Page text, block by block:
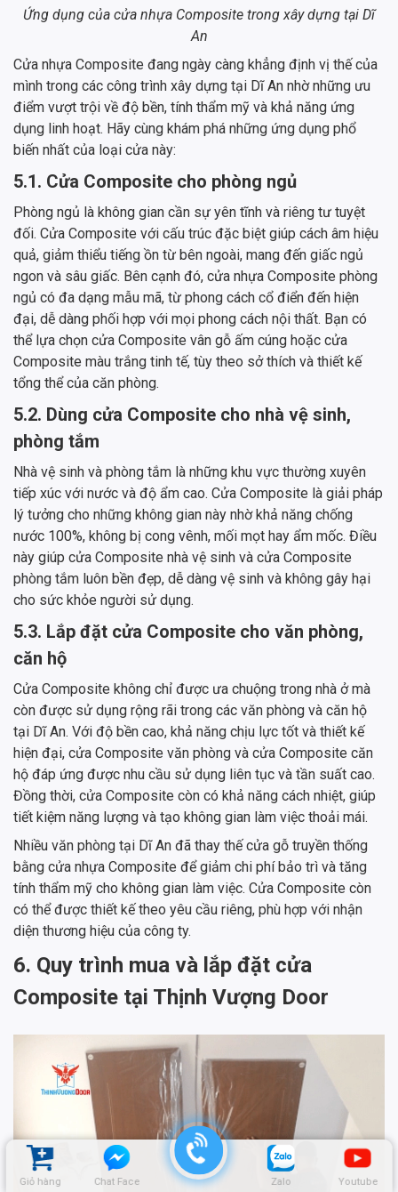
Giỏ hàng Chat Face Zalo Youtube
Ứng dụng của cửa nhựa Composite trong xây dựng tại Dĩ
An
Cửa nhựa Composite đang ngày càng khẳng định vị thế của
mình trong các công trình xây dựng tại Dĩ An nhờ những ưu
điểm vượt trội về độ bền, tính thẩm mỹ và khả năng ứng
dụng linh hoạt. Hãy cùng khám phá những ứng dụng phổ
biến nhất của loại cửa này:
5.1. Cửa Composite cho phòng ngủ
Phòng ngủ là không gian cần sự yên tĩnh và riêng tư tuyệt
đối. Cửa Composite với cấu trúc đặc biệt giúp cách âm hiệu
quả, giảm thiểu tiếng ồn từ bên ngoài, mang đến giấc ngủ
ngon và sâu giấc. Bên cạnh đó, cửa nhựa Composite phòng
ngủ có đa dạng mẫu mã, từ phong cách cổ điển đến hiện
đại, dễ dàng phối hợp với mọi phong cách nội thất. Bạn có
thể lựa chọn cửa Composite vân gỗ ấm cúng hoặc cửa
Composite màu trắng tinh tế, tùy theo sở thích và thiết kế
tổng thể của căn phòng.
5.2. Dùng cửa Composite cho nhà vệ sinh,
phòng tắm
Nhà vệ sinh và phòng tắm là những khu vực thường xuyên
tiếp xúc với nước và độ ẩm cao. Cửa Composite là giải pháp
lý tưởng cho những không gian này nhờ khả năng chống
nước 100%, không bị cong vênh, mối mọt hay ẩm mốc. Điều
này giúp cửa Composite nhà vệ sinh và cửa Composite
phòng tắm luôn bền đẹp, dễ dàng vệ sinh và không gây hại
cho sức khỏe người sử dụng.
5.3. Lắp đặt cửa Composite cho văn phòng,
căn hộ
Cửa Composite không chỉ được ưa chuộng trong nhà ở mà
còn được sử dụng rộng rãi trong các văn phòng và căn hộ
tại Dĩ An. Với độ bền cao, khả năng chịu lực tốt và thiết kế
hiện đại, cửa Composite văn phòng và cửa Composite căn
hộ đáp ứng được nhu cầu sử dụng liên tục và tần suất cao.
Đồng thời, cửa Composite còn có khả năng cách nhiệt, giúp
tiết kiệm năng lượng và tạo không gian làm việc thoải mái.
Nhiều văn phòng tại Dĩ An đã thay thế cửa gỗ truyền thống
bằng cửa nhựa Composite để giảm chi phí bảo trì và tăng
tính thẩm mỹ cho không gian làm việc. Cửa Composite còn
có thể được thiết kế theo yêu cầu riêng, phù hợp với nhận
diện thương hiệu của công ty.
6. Quy trình mua và lắp đặt cửa
Composite tại Thịnh Vượng Door